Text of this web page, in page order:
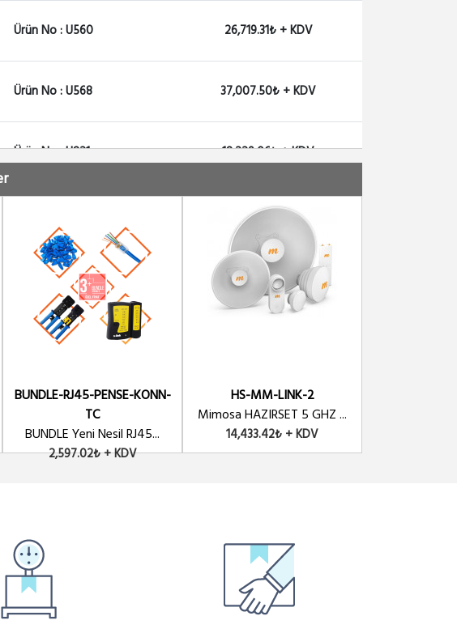
Ürün No : U560 26,719.31₺ + KDV
Ürün No : U568 37,007.50₺ + KDV
Ürün No : U821 18,229.06₺ + KDV
9,988.53₺ + KDV
BUNDLE-RJ45-PENSE-KONN-
TC
BUNDLE Yeni Nesil RJ45...
2,597.02₺ + KDV
HS-MM-LINK-2
Mimosa HAZIRSET 5 GHZ ...
14,433.42₺ + KDV